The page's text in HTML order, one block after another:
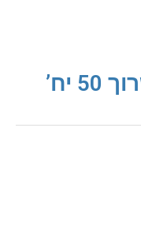
אשפתון 52/65 עם שרוך 50 יח’